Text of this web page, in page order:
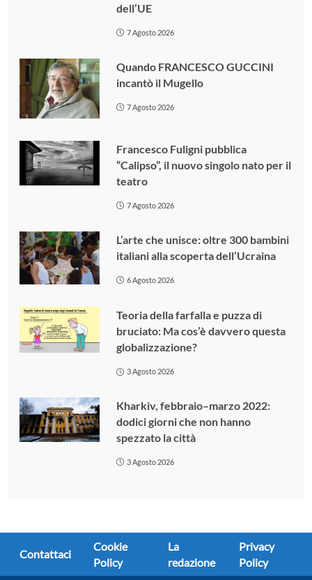
dell’UE
7 Agosto 2026
Quando FRANCESCO GUCCINI
incantò il Mugello
7 Agosto 2026
Francesco Fuligni pubblica
“Calipso”, il nuovo singolo nato per il
teatro
7 Agosto 2026
L’arte che unisce: oltre 300 bambini
italiani alla scoperta dell’Ucraina
6 Agosto 2026
Teoria della farfalla e puzza di
bruciato: Ma cos’è davvero questa
globalizzazione?
3 Agosto 2026
Kharkiv, febbraio–marzo 2022:
dodici giorni che non hanno
spezzato la città
3 Agosto 2026
Contattaci
Cookie
Policy
La
redazione
Privacy
Policy